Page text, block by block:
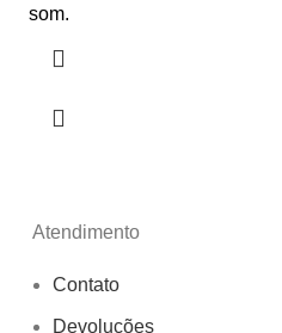
som.
Atendimento
Contato
Devoluções